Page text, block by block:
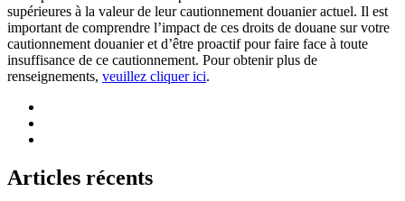
supérieures à la valeur de leur cautionnement douanier actuel. Il est
important de comprendre l’impact de ces droits de douane sur votre
cautionnement douanier et d’être proactif pour faire face à toute
insuffisance de ce cautionnement. Pour obtenir plus de
renseignements, veuillez cliquer ici.
Articles récents